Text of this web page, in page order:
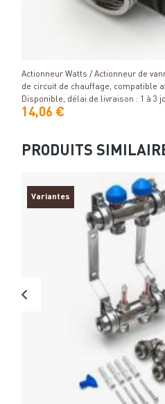
Actionneur Watts / Actionneur de
de circuit de chauffage, compatible
Heimeier
Disponible, délai de livraison : 1 à 3
14,06 €
PRODUITS
Variantes